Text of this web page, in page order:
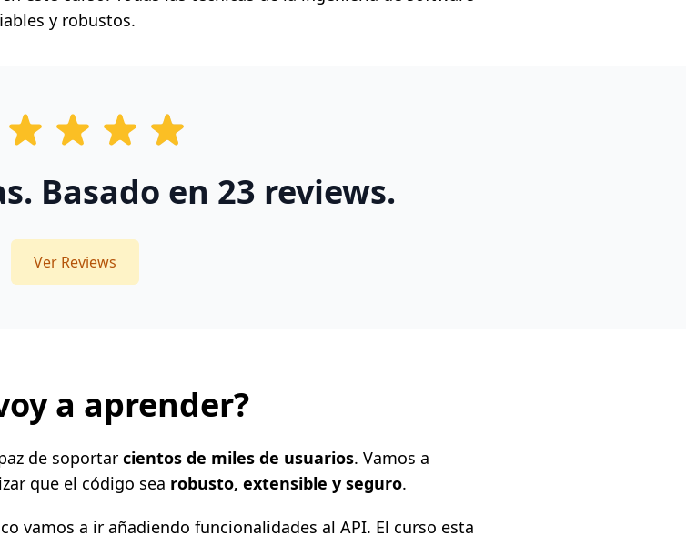
y robustos.
Basado en 23 reviews.
Ver Reviews
a aprender?
de soportar cientos de miles de usuarios. Vamos a
que el código sea robusto, extensible y seguro.
vamos a ir añadiendo funcionalidades al API. El curso esta